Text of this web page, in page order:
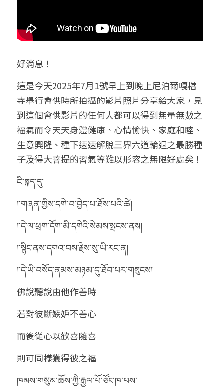
好消息！
這是今天2025年7月1號早上到晚上尼泊爾嘎檔
寺舉行會供時所拍攝的影片照片分享給大家，見
到這個會供影片的任何人都可以得到無量無數之
福氣而令天天身體健康、心情愉快、家庭和睦、
生意興隆、種下速速解脫三界六道輪迴之最勝種
子及得大菩提的習氣等難以形容之無限好處矣！
ཇི་སྐད་དུ་
།་གཞན་གྱིས་དགེ་བ་བྱེད་པ་ཐོས་པའི་ཚེ།
།་དེ་ལ་ཕྲག་དོག་མི་དགེའི་སེམས་སྤངས་ནས།
།་སྙིང་ནས་དགའ་བས་རྗེས་སུ་ཡི་རང་ན།
།་དེ་ཡི་བསོད་ནམས་མཉམ་དུ་ཐོབ་པར་གསུངས།
佛說聽說由他作善時
若對彼斷嫉妒不善心
而後從心以歡喜隨喜
則可同樣獲得彼之福
ཁམས་གསུམ་ཆོས་ཀྱི་རྒྱལ་པོ་ཙོང་ཁ་པས་